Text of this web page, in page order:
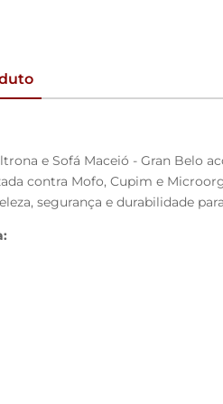
e Sofá Maceió - Gran Belo
contra Mofo, Cupim e
segurança e durabilidade